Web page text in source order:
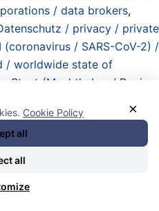
/ data brokers,
/ privacy / private
(coronavirus / SARS-CoV-2) /
/ worldwide state of
Staat (Machthaber / Regime
/ state (rulers /
/ executive branch),
16 (SDG16)
/ doctrine / established
General Assembly
×
Cookie Policy
all
all